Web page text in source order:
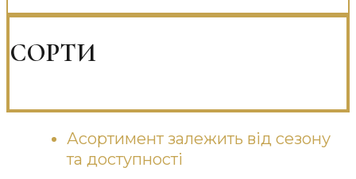
СОРТИ
Асортимент залежить від сезону
та доступності